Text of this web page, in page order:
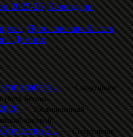
2025-26,Календари
кросс,Ярославская область,
в Демино
забега ...—Спортивное
(бег). Бегова...
—Традиционный
часовой...
2...—Спортивное